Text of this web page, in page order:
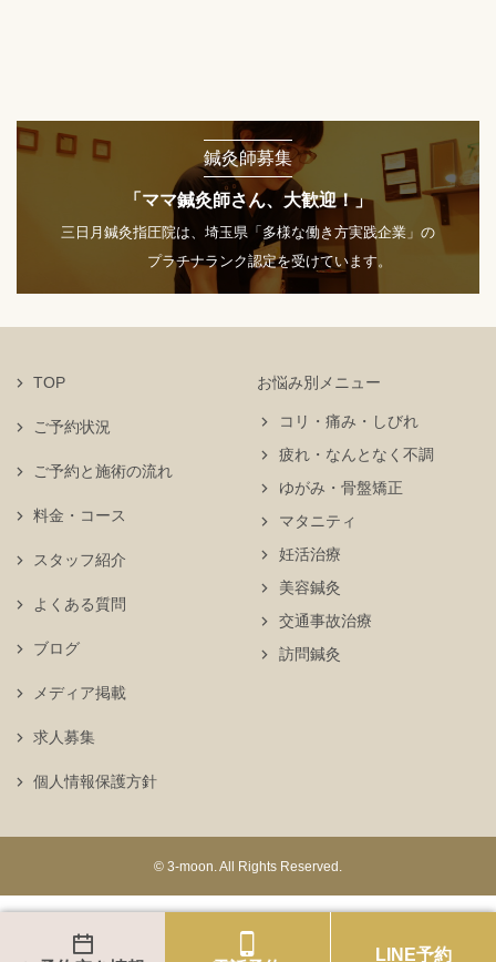
LINE予約
鍼灸師募集
「ママ鍼灸師さん、大歓迎！」
三日月鍼灸指圧院は、埼玉県「多様な働き方実践企業」の
プラチナランク認定を受けています。
TOP
ご予約状況
お悩み別メニュー
コリ・痛み・しびれ
疲れ・なんとなく不調
ゆがみ・骨盤矯正
マタニティ
妊活治療
美容鍼灸
交通事故治療
訪問鍼灸
ご予約と施術の流れ
料金・コース
スタッフ紹介
よくある質問
ブログ
メディア掲載
求人募集
個人情報保護方針
© 3-moon. All Rights Reserved.